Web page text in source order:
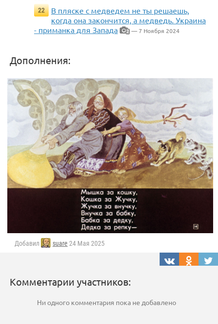
22
В пляске с медведем не ты решаешь,
когда она закончится, а медведь. Украина
- приманка для Запада
2 — 7 Ноября 2024
Дополнения:
Добавил suare 24 Мая 2025
Комментарии участников:
Ни одного комментария пока не добавлено